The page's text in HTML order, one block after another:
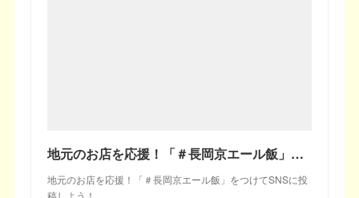
地元のお店を応援！「＃長岡京エール飯」をつけてSNSに投稿しよう！ | 長岡京市公式ホームページ
地元のお店を応援！「＃長岡京エール飯」をつけてSNSに投
稿しよう！